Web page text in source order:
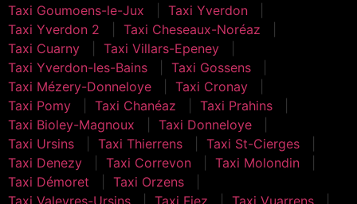
Taxi Goumoens-le-Jux
Taxi Yverdon
Taxi Yverdon 2
Taxi Cheseaux-Noréaz
Taxi Cuarny
Taxi Villars-Epeney
Taxi Yverdon-les-Bains
Taxi Gossens
Taxi Mézery-Donneloye
Taxi Cronay
Taxi Pomy
Taxi Chanéaz
Taxi Prahins
Taxi Bioley-Magnoux
Taxi Donneloye
Taxi Ursins
Taxi Thierrens
Taxi St-Cierges
Taxi Denezy
Taxi Correvon
Taxi Molondin
Taxi Démoret
Taxi Orzens
Taxi Valeyres-Ursins
Taxi Fiez Taxi Vuarrens